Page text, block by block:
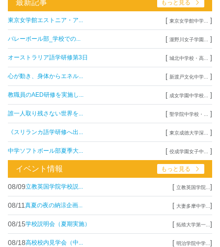
最新記事 もっと見る
東京女学館エストニア・ア... [ 東京女学館中学... ]
バレーボール部_学校での... [ 瀧野川女子学園... ]
オーストラリア語学研修第3日 [ 城北中学校・高... ]
心が動き、身体からエネル... [ 新渡戸文化中学... ]
教職員のAED研修を実施し... [ 成女学園中学校... ]
誰一人取り残さない世界を... [ 聖学院中学校・... ]
《スリランカ語学研修へ出... [ 東京成徳大学深... ]
中学ソフトボール部夏季大... [ 佼成学園女子中... ]
イベント情報 もっと見る
08/09立教英国学院学校説... [ 立教英国学院... ]
08/11 真夏の夜の納涼企画... [ 大妻多摩中学... ]
08/15学校説明会（夏期実施） [ 拓殖大学第一... ]
08/18高校校内見学会（中... [ 明治学院中学... ]